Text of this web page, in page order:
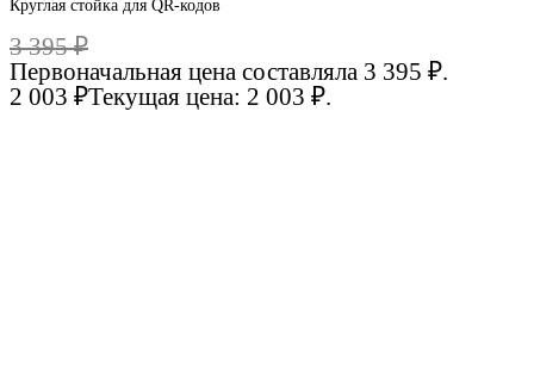
Круглая стойка для QR-кодов
3 395₽
Первоначальная цена составляла 3 395 ₽.
2 003 ₽Текущая цена: 2 003 ₽.